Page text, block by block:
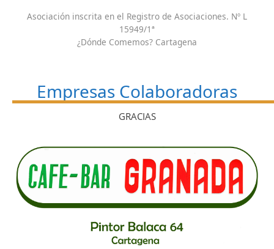
Asociación inscrita en el Registro de Asociaciones. Nº L
15949/1ª
¿Dónde Comemos? Cartagena
Empresas Colaboradoras
GRACIAS